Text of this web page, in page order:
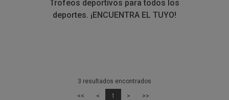
Trofeos deportivos para todos los
deportes. ¡ENCUENTRA EL TUYO!
3 resultados encontrados
<< < 1 > >>